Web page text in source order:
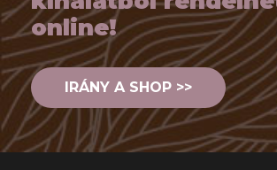
online!
IRÁNY A SHOP >>